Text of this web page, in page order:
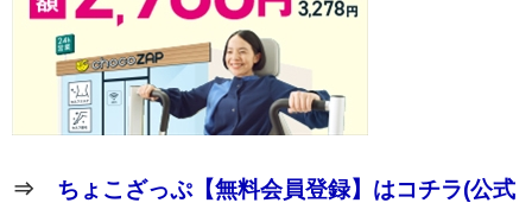
⇒ ちょこざっぷ【無料会員登録】はコチラ(公式